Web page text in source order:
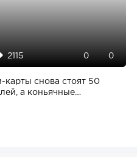
2115 0 0
карты снова стоят 50
а коньячные